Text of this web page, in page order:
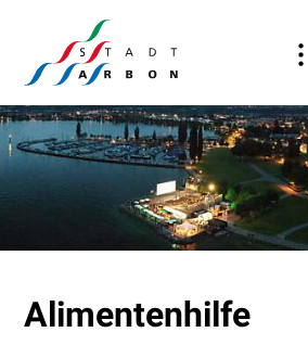
Navigieren in
Schnellnavigation
Alimentenhilfe